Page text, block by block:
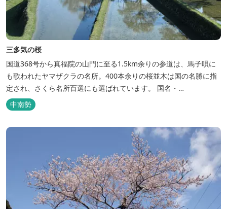
三多気の桜
国道368号から真福院の山門に至る1.5km余りの参道は、馬子唄に
も歌われたヤマザクラの名所。400本余りの桜並木は国の名勝に指
定され、さくら名所百選にも選ばれています。 国名・
中南勢